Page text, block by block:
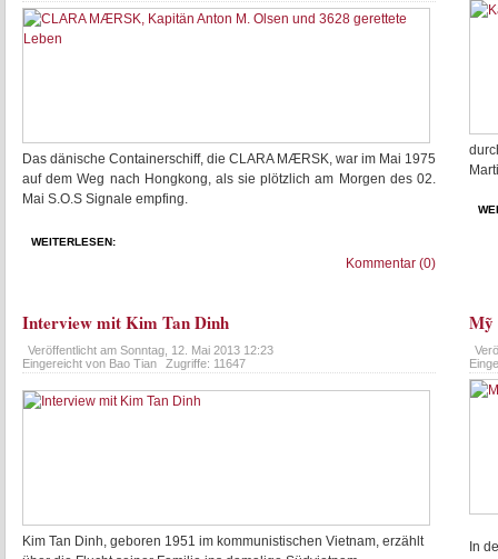
Das dänische Containerschiff, die CLARA MÆRSK, war im Mai 1975
auf dem Weg nach Hongkong, als sie plötzlich am Morgen des 02.
Mai S.O.S Signale empfing.
WEITERLESEN:
Kommentar (0)
Interview mit Kim Tan Dinh
Veröffentlicht am Sonntag, 12. Mai 2013 12:23
Eingereicht von Bao Tian
Zugriffe: 11647
Kim Tan Dinh, geboren 1951 im kommunistischen Vietnam, erzählt
Mỹ
In